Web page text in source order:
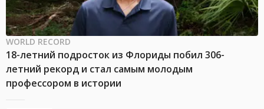
WORLD RECORD
18-летний подросток из Флориды побил 306-
летний рекорд и стал самым молодым
профессором в истории